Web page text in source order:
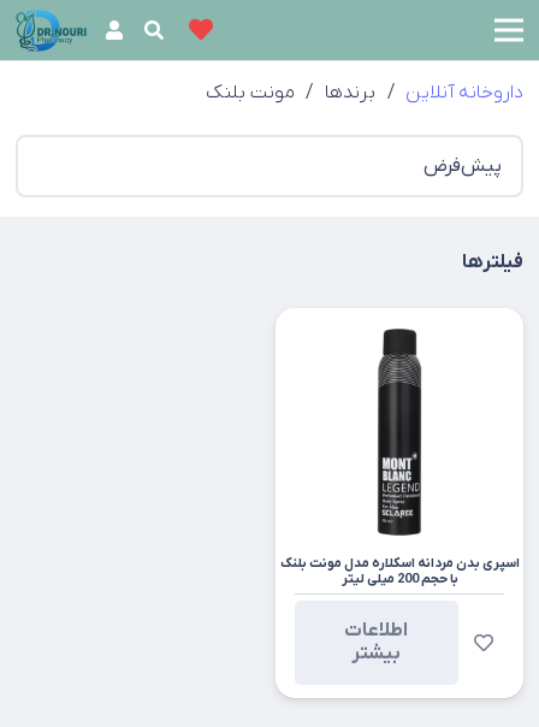
داروخانه آنلاین / برندها / مونت بلنک
فیلترها
اسپری بدن مردانه اسکلاره مدل مونت بلنک
با حجم 200 میلی لیتر
اطلاعات
بیشتر